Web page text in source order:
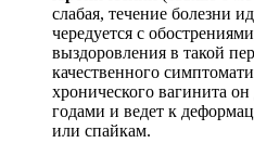
слабая, течение болезни
чередуется с
выздоровления в такой
качественного
хронического вагинита
годами и ведет к
или спайкам.